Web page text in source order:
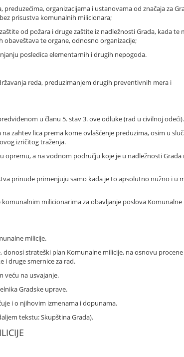
organizacijama i ustanovama od značaja za
prisustva komunalnih milicionara;
od požara i druge zaštite iz nadležnosti Grada, kada te
te organe, odnosno organizacije;
posledica elementarnih i drugih nepogoda.
reda, preduzimanjem drugih preventivnih mera i
u članu 5. stav 3. ove odluke (rad u civilnoj odeći).
zahtev lica prema kome ovlašćenje preduzima, osim u
izričitog traženja.
opremu, a na vodnom području koje je u nadležnosti Grada
prinude primenjuju samo kada je to apsolutno nužno i u
milicionarima za obavljanje poslova Komunalne
milicije.
donosi strateški plan Komunalne milicije, na osnovu procene
i druge smernice za rad.
veću na usvajanje.
Gradske uprave.
i o njihovim izmenama i dopunama.
tekstu: Skupština Grada).